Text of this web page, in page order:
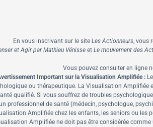
En vous inscrivant sur le site Les Actionneurs, vous
et Agir par Mathieu Vénisse et Le mouvement des
Vous pouvez consulter en ligne
Important sur la Visualisation Amplifiée :
ou thérapeutique. La Visualisation Amplifiée
qualifié. Si vous souffrez de troubles
professionnel de santé (médecin, psychologue,
Amplifiée chez les enfants, les seniors ou les
Amplifiée ne doit pas être considérée